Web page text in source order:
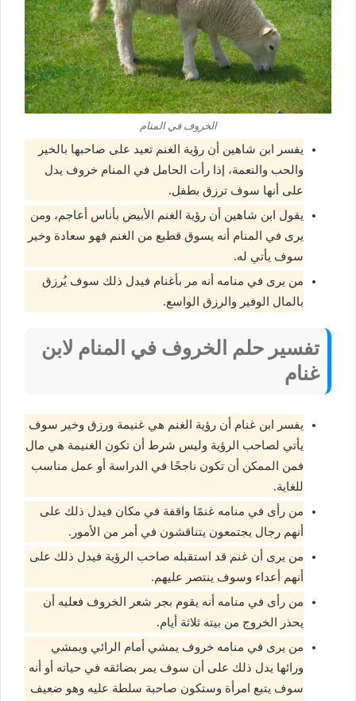
الخروف في المنام
يفسر ابن شاهين أن رؤية الغنم تعيد على صاحبها بالخير
والحب والنعمة، إذا رأت الحامل في المنام خروف يدل
على أنها سوف ترزق بطفل.
يقول ابن شاهين أن رؤية الغنم الأبيض بأناس أعاجم، ومن
يرى في المنام أنه يسوق قطيع من الغنم فهو سعادة وخير
سوف يأتي له.
من يرى في منامه أنه مر بأغنام فيدل ذلك سوف يُرزق
بالمال الوفير والرزق الواسع.
تفسير حلم الخروف في المنام لابن
غنام
يفسر ابن غنام أن رؤية الغنم هي غنيمة ورزق وخير سوف
يأتي لصاحب الرؤية وليس شرط أن تكون الغنيمة هي مال
فمن الممكن أن تكون ناجحًا في الدراسة أو عمل مناسب
للغاية.
من رأى في منامه غنمًا واقفة في مكان فيدل ذلك على
أنهم رجال يجتمعون يتناقشون في أمر من الأمور.
من يرى أن غنم قد استقبله صاحب الرؤية فيدل ذلك على
أنهم أعداء وسوف ينتصر عليهم.
من رأى في منامه أنه يقوم بجر شعر الخروف فعليه أن
يحذر الخروج من بيته ثلاثة أيام.
من يرى في منامه خروف يمشي أمام الرائي ويمشي
ورائها يدل ذلك على أن سوف يمر بضائقه في حياته أو أنه
سوف يتبع امرأة وستكون صاحبة سلطة عليه وهو ضعيف